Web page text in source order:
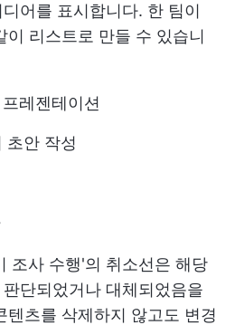
어를 표시합니다. 한 팀이
이 리스트로 만들 수 있습니
레젠테이션
초안 작성
조사 수행'의 취소선은 해당
단되었거나 대체되었음을
텐츠를 삭제하지 않고도 변경